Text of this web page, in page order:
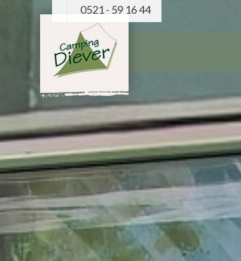
0521 - 59 16 44